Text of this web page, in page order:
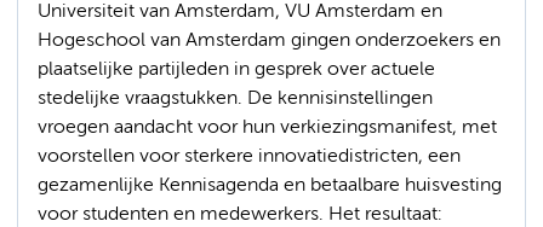
Universiteit van Amsterdam, VU Amsterdam en
Hogeschool van Amsterdam gingen onderzoekers en
plaatselijke partijleden in gesprek over actuele
stedelijke vraagstukken. De kennisinstellingen
vroegen aandacht voor hun verkiezingsmanifest, met
voorstellen voor sterkere innovatiedistricten, een
gezamenlijke Kennisagenda en betaalbare huisvesting
voor studenten en medewerkers. Het resultaat: